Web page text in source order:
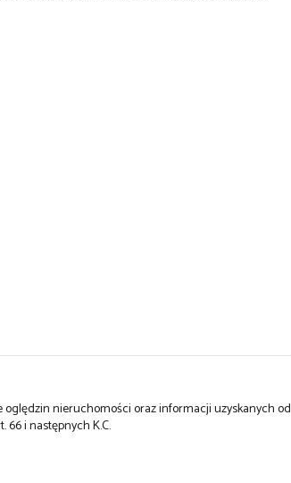
nieruchomości oraz informacji uzyskanych od
66 i następnych K.C.